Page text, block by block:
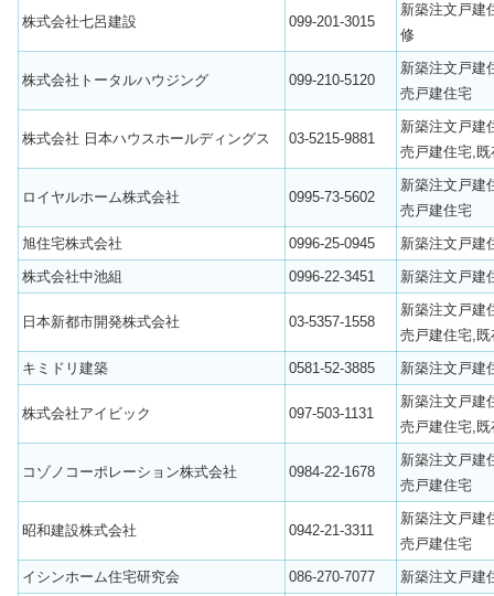
株式会社七呂建設 099-201-3015
新築注文戸建
修
株式会社トータルハウジング 099-210-5120
新築注文戸建
売戸建住宅
株式会社 日本ハウスホールディングス 03-5215-9881
新築注文戸建
売戸建住宅,既
ロイヤルホーム株式会社 0995-73-5602
新築注文戸建
売戸建住宅
旭住宅株式会社
0996-25-0945
新築注文戸建
株式会社中池組
0996-22-3451 新築注文戸建
日本新都市開発株式会社 03-5357-1558
新築注文戸建
売戸建住宅,既
キミドリ建築
0581-52-3885 新築注文戸建
株式会社アイビック 097-503-1131
新築注文戸建
売戸建住宅,既
コゾノコーポレーション株式会社 0984-22-1678
新築注文戸建
売戸建住宅
昭和建設株式会社 0942-21-3311
新築注文戸建
売戸建住宅
イシンホーム住宅研究会
086-270-7077
新築注文戸建